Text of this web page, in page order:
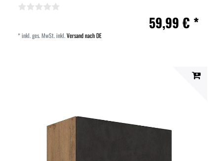
59,99 € *
*inkl. ges. MwSt.inkl.Versand nach DE